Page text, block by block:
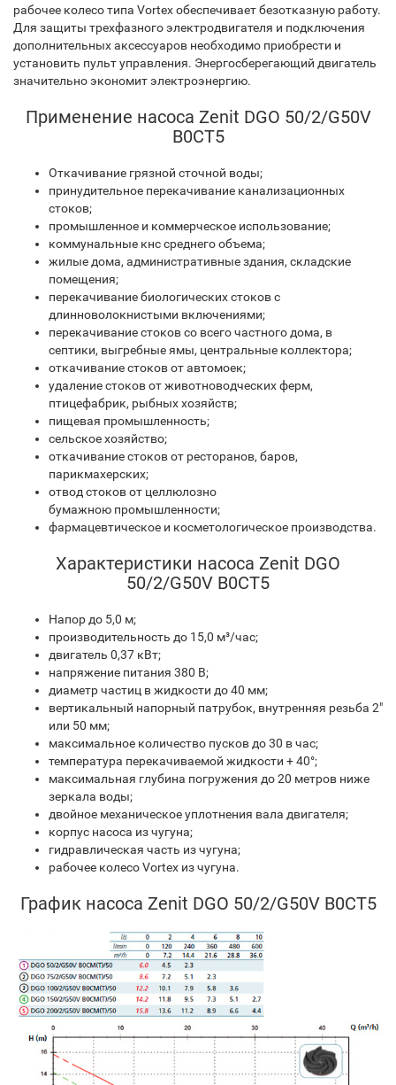
рабочее колесо типа Vortex обеспечивает безотказную работу.
Для защиты трехфазного электродвигателя и подключения
дополнительных аксесcуаров необходимо приобрести и
установить пульт управления. Энергосберегающий двигатель
значительно экономит электроэнергию.
Применение насоса Zenit DGO 50/2/G50V
B0CT5
Откачивание грязной сточной воды;
принудительное перекачивание канализационных
стоков;
промышленное и коммерческое использование;
коммунальные кнс среднего объема;
жилые дома, административные здания, складские
помещения;
перекачивание биологических стоков с
длинноволокнистыми включениями;
перекачивание стоков со всего частного дома, в
септики, выгребные ямы, центральные коллектора;
откачивание стоков от автомоек;
удаление стоков от животноводческих ферм,
птицефабрик, рыбных хозяйств;
пищевая промышленность;
сельское хозяйство;
откачивание стоков от ресторанов, баров,
парикмахерских;
отвод стоков от целлюлозно
бумажною промышленности;
фармацевтическое и косметологическое производства.
Характеристики насоса Zenit DGO
50/2/G50V B0CT5
Напор до 5,0 м;
производительность до 15,0 м³/час;
двигатель 0,37 кВт;
напряжение питания 380 В;
диаметр частиц в жидкости до 40 мм;
вертикальный напорный патрубок, внутренняя резьба 2"
или 50 мм;
максимальное количество пусков до 30 в час;
температура перекачиваемой жидкости + 40°;
максимальная глубина погружения до 20 метров ниже
зеркала воды;
двойное механическое уплотнения вала двигателя;
корпус насоса из чугуна;
гидравлическая часть из чугуна;
рабочее колесо Vortex из чугуна.
График насоса Zenit DGO 50/2/G50V B0CT5